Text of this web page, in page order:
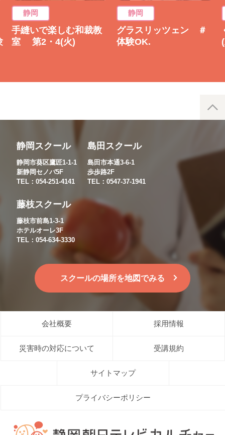
静岡
手縫いで楽しむ和裁教
室 第2・4(火)
静岡
グラスリッツェン ＃
体験OK.
静岡スクール
静岡市葵区鷹匠1-1-1
新静岡セノバ5F
TEL：054-251-4141
島田スクール
島田市本通3-6-1
歩歩路2F
TEL：0547-37-1941
藤枝スクール
藤枝市前島1-3-1
ホテルオーレ3F
TEL：054-634-3330
スクールの場所を地図でみる
会社概要 採用情報
災害時の対応について 受講規約
サイトマップ
プライバシーポリシー